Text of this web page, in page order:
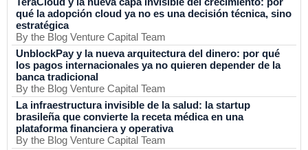
qué la adopción cloud ya no es una decisión técnica, sino
estratégica
By the Blog Venture Capital Team
UnblockPay y la nueva arquitectura del dinero: por qué
los pagos internacionales ya no quieren depender de la
banca tradicional
By the Blog Venture Capital Team
La infraestructura invisible de la salud: la startup
brasileña que convierte la receta médica en una
plataforma financiera y operativa
By the Blog Venture Capital Team